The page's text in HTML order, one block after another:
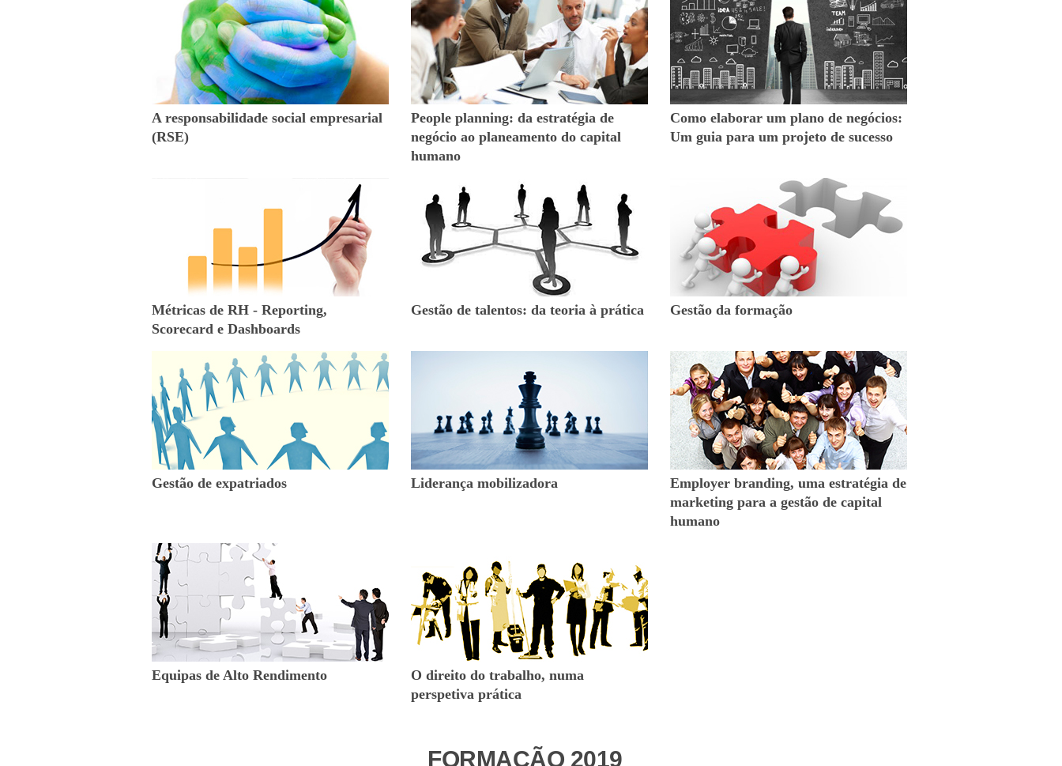
A responsabilidade social empresarial
(RSE)
People planning: da estratégia de
negócio ao planeamento do capital
humano
Como elaborar um plano de negócios:
Um guia para um projeto de sucesso
Métricas de RH - Reporting,
Scorecard e Dashboards
Gestão de talentos: da teoria à prática Gestão da formação
Gestão de expatriados Liderança mobilizadora
Employer branding, uma estratégia de
marketing para a gestão de capital
humano
Equipas de Alto Rendimento
O direito do trabalho, numa
perspetiva prática
FORMAÇÃO 2019